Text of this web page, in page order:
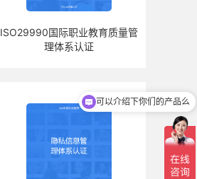
ISO29990国际职业教育质量管
理体系认证
可以介绍下你们的产品么
你们是怎么收费的呢